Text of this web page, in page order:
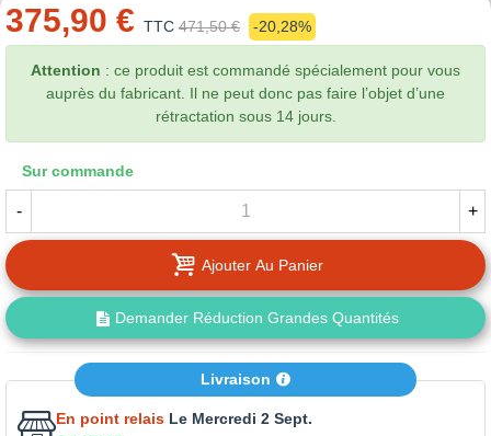
375,90 € TTC 471,50 € -20,28%
Attention : ce produit est commandé spécialement pour vous
auprès du fabricant. Il ne peut donc pas faire l’objet d’une
rétractation sous 14 jours.
Sur commande
- +
Ajouter Au Panier
Demander Réduction Grandes Quantités
Livraison
En point relais Le Mercredi 2 Sept.